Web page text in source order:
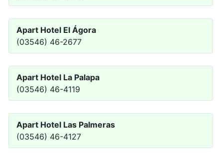
Apart Hotel El Ágora
(03546) 46-2677
Apart Hotel La Palapa
(03546) 46-4119
Apart Hotel Las Palmeras
(03546) 46-4127